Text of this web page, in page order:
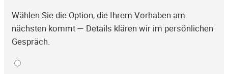
Wählen Sie die Option, die Ihrem Vorhaben am
nächsten kommt — Details klären wir im persönlichen
Gespräch.